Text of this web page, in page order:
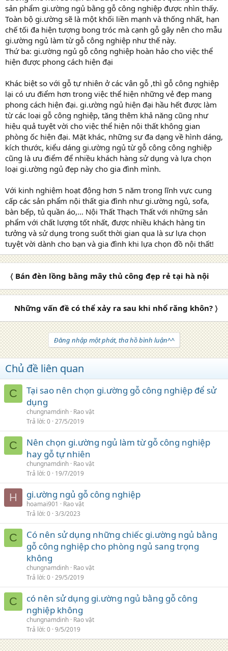
sản phẩm gi.ường ngủ bằng gỗ công nghiệp được nhìn thấy.
Toàn bộ gi.ường sẽ là một khối liền mạnh và thống nhất, hạn
chế tối đa hiện tượng bong tróc mà cạnh gỗ gây nên cho mẫu
gi.ường ngủ làm từ gỗ công nghiệp như thế này.
Thứ ba: gi.ường ngủ gỗ công nghiệp hoàn hảo cho việc thể
hiện được phong cách hiện đại
Khác biệt so với gỗ tự nhiên ở các vân gỗ ,thì gỗ công nghiệp
lại có ưu điểm hơn trong việc thể hiện những vẻ đẹp mang
phong cách hiện đại. gi.ường ngủ hiện đại hầu hết được làm
từ các loại gỗ công nghiệp, tăng thêm khả năng cũng như
hiệu quả tuyệt vời cho việc thể hiện nội thất không gian
phòng ốc hiện đại. Mặt khác, những sự đa dạng về hình dáng,
kích thước, kiểu dáng gi.ường ngủ từ gỗ công công nghiệp
cũng là ưu điểm để nhiều khách hàng sử dụng và lựa chọn
loại gi.ường ngủ đẹp này cho gia đình mình.
Với kinh nghiệm hoạt động hơn 5 năm trong lĩnh vực cung
cấp các sản phẩm nội thất gia đình như gi.ường ngủ, sofa,
bàn bếp, tủ quần áo,… Nội Thất Thạch Thất với những sản
phẩm với chất lượng tốt nhất, được nhiều khách hàng tin
tưởng và sử dụng trong suốt thời gian qua là sư lựa chọn
tuyệt vời dành cho bạn và gia đình khi lựa chọn đồ nội thất!
〈 Bán đèn lồng bằng mây thủ công đẹp rẻ tại hà nội
Những vấn đề có thể xảy ra sau khi nhổ răng khôn? 〉
Đăng nhập một phát, tha hồ bình luận^^
Chủ đề liên quan
C
Tại sao nên chọn gi.ường gỗ công nghiệp để sử
dụng
chungnamdinh Rao vặt
Trả lời 0 27/5/2019
C
Nên chọn gi.ường ngủ làm từ gỗ công nghiệp
hay gỗ tự nhiên
chungnamdinh Rao vặt
Trả lời 0 19/7/2019
H gi.ường ngủ gỗ công nghiệp
hoamai901
Rao vặt
Trả lời 0 3/3/2023
C
Có nên sử dụng những chiếc gi.ường ngủ bằng
gỗ công nghiệp cho phòng ngủ sang trọng
không
chungnamdinh Rao vặt
Trả lời 0 29/5/2019
C
có nên sử dụng gi.ường ngủ bằng gỗ công
nghiệp không
chungnamdinh Rao vặt
Trả lời 0 9/5/2019